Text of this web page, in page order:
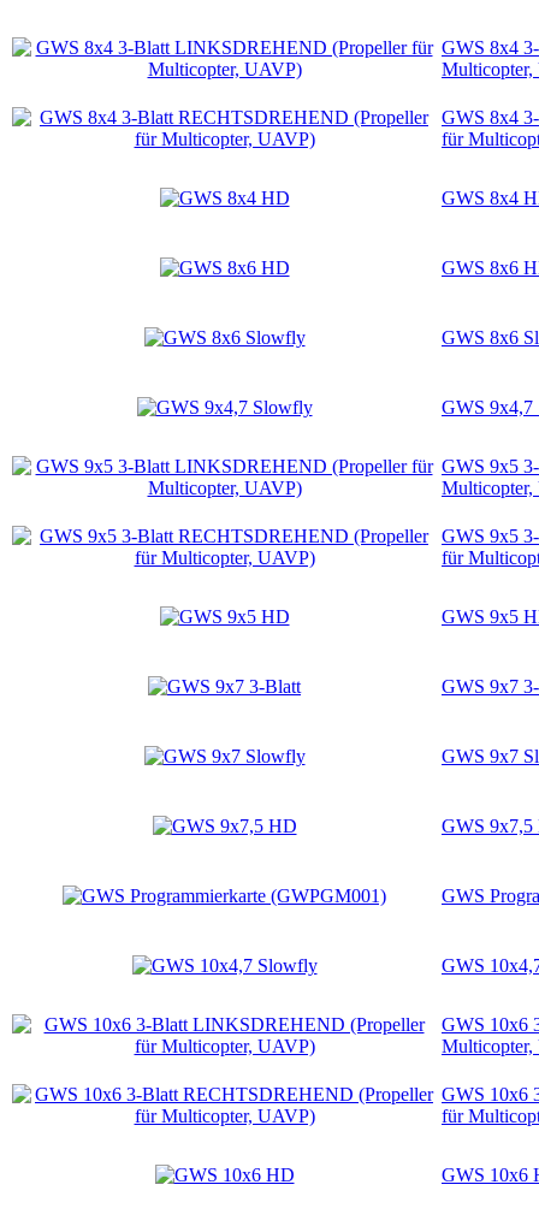
GWS 8x4
GWS 8x4
für
GWS 8x4
GWS 8x6
GWS 8x6
GWS
GWS 9x5
GWS 9x5
für
GWS 9x5
GWS 9x7
GWS 9x7
GWS 9x7,5
GWS
GWS
GWS 10x6
GWS 10x6
für
GWS 10x6